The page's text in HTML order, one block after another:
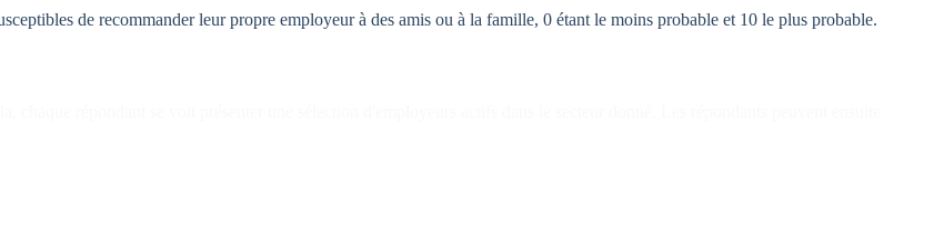
de recommander leur propre employeur à des amis ou à la famille, 0 étant le moins probable et 10 le plus probable.